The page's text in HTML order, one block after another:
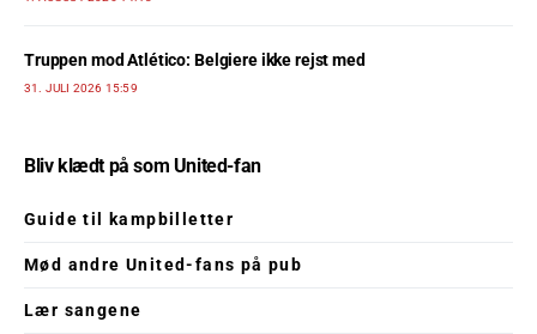
Truppen mod Atlético: Belgiere ikke rejst med
31. JULI 2026 15:59
Bliv klædt på som United-fan
Guide til kampbilletter
Mød andre United-fans på pub
Lær sangene